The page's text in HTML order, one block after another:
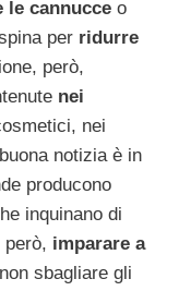
le cannucce o
per ridurre
però,
nei
nei
notizia è in
producono
inquinano di
però, imparare a
sbagliare gli